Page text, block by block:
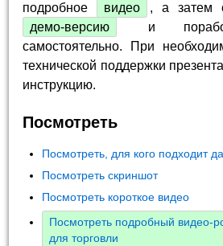
подробное
видео
, а затем
демо-версию
и
самостоятельно. При
технической поддержки
инструкцию.
Посмотреть
Посмотреть, для кого подходит
Посмотреть скриншот
Посмотреть короткое видео
Посмотреть подробный видео-
для торговли